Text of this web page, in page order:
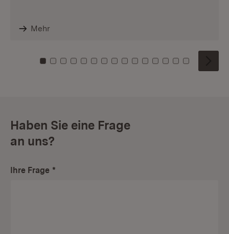
Mehr
Zu Kachel: 0
Zu Kachel: 1
Zu Kachel: 2
Zu Kachel: 3
Zu Kachel: 4
Zu Kachel: 5
Zu Kachel: 6
Zu Kachel: 7
Zu Kachel: 8
Zu Kachel: 9
Zu Kachel: 10
Zu Kachel: 11
Zu Kachel: 12
Zu Kachel:
Zu
Haben Sie eine Frage
an uns?
Ihre Frage *